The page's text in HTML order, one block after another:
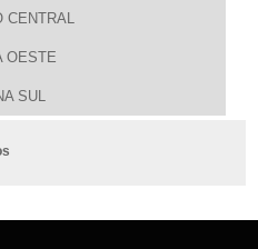
CENTRAL
OESTE
SUL